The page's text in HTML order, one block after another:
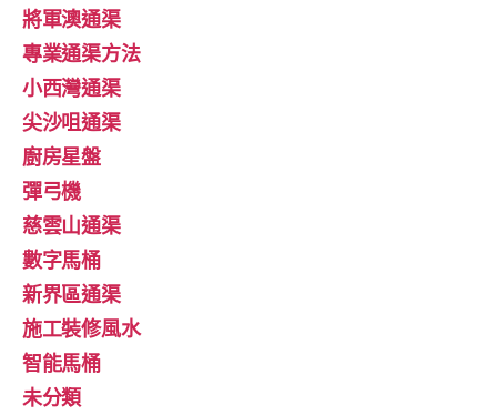
將軍澳通渠
專業通渠方法
小西灣通渠
尖沙咀通渠
廚房星盤
彈弓機
慈雲山通渠
數字馬桶
新界區通渠
施工裝修風水
智能馬桶
未分類